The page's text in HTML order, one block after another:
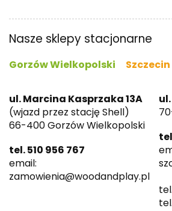
Nasze sklepy stacjonarne
Gorzów Wielkopolski Szczecin
ul. Marcina Kasprzaka 13A
(wjazd przez stację Shell)
66-400 Gorzów Wielkopolski
tel. 510 956 767
email:
zamowienia@woodandplay.pl